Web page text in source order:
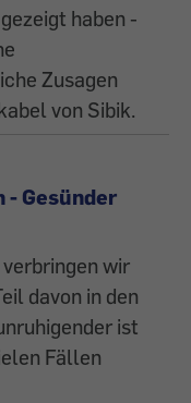
haben -
Zusagen
von Sibik.
- Gesünder
wir
davon in den
ist
Fällen